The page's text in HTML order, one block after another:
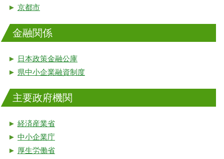
► 京都市
金融関係
► 日本政策金融公庫
► 県中小企業融資制度
主要政府機関
► 経済産業省
► 中小企業庁
► 厚生労働省